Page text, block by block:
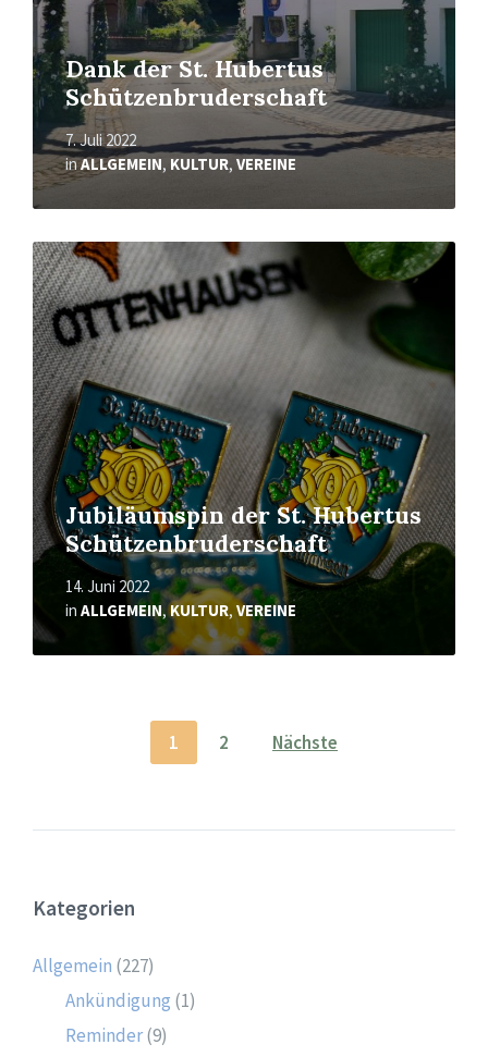
Dank der St. Hubertus
Schützenbruderschaft
7. Juli 2022
inALLGEMEIN, KULTUR, VEREINE
Jubiläumspin der St. Hubertus
Schützenbruderschaft
14. Juni 2022
in ALLGEMEIN,KULTUR, VEREINE
Mehr
erfahren
Seitennummerierung
Beiträge
1 2 Nächste
Kategorien
Allgemein (227)
Ankündigung (1)
Reminder(9)